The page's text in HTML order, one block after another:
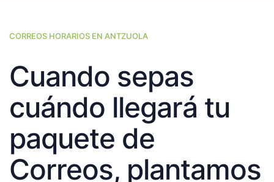
CORREOS HORARIOS EN ANTZUOLA
Cuando sepas
cuándo llegará tu
paquete de
Correos, plantamos